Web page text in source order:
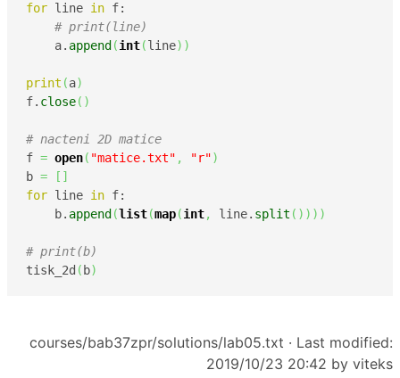
for line in f:
# print(line)
    a.
append (int(line) )
print (a)
f. close( )
# nacteni 2D matice
f = open( "matice.txt" , "r")
b = [ ]
for line in f:
    b.
append (list(map(int, line. split ( ) ) ) )
# print(b)
tisk_2d ( b)
courses/bab37zpr/solutions/lab05.txt · Last modified:
2019/10/23 20:42 by viteks